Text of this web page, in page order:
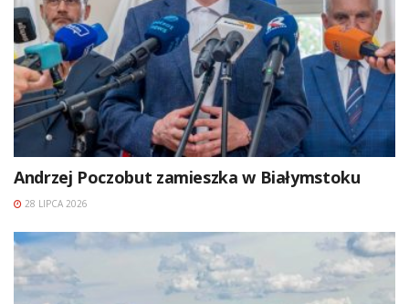
Andrzej Poczobut zamieszka w Białymstoku
28 LIPCA 2026